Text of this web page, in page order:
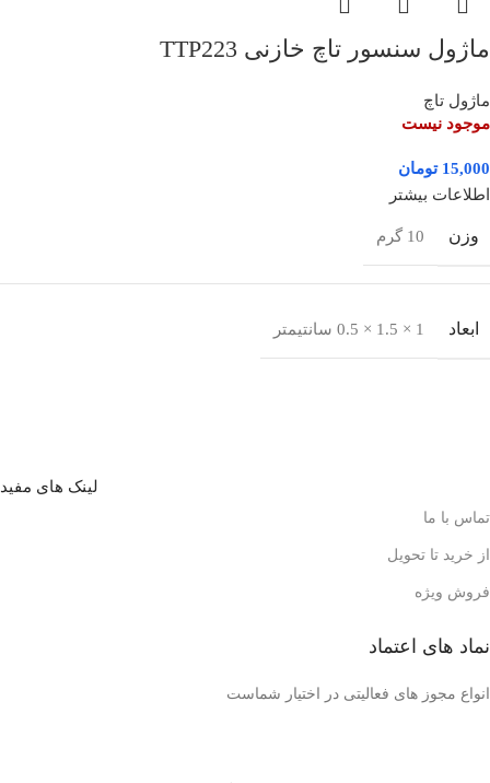
ماژول سنسور تاچ خازنی TTP223
ماژول تاچ
موجود نیست
15,000 تومان
اطلاعات بیشتر
وزن 10 گرم
ابعاد 1 × 1.5 × 0.5 سانتیمتر
لینک های مفید
تماس با ما
از خرید تا تحویل
فروش ویژه
نماد های اعتماد
انواع مجوز های فعالیتی در اختیار شماست